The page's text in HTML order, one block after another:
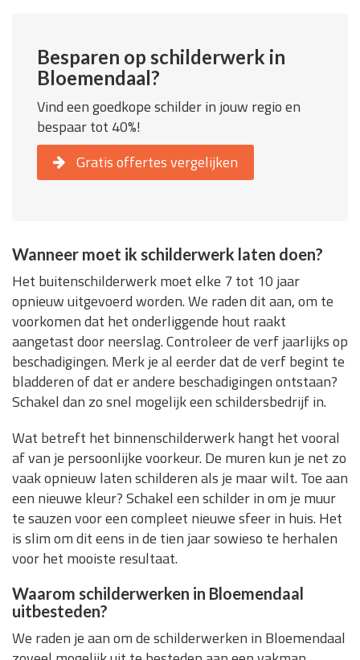
Besparen op schilderwerk in
Bloemendaal?
Vind een goedkope schilder in jouw regio en
bespaar tot 40%!
Gratis offertes vergelijken
Wanneer moet ik schilderwerk laten doen?
Het buitenschilderwerk moet elke 7 tot 10 jaar
opnieuw uitgevoerd worden. We raden dit aan, om te
voorkomen dat het onderliggende hout raakt
aangetast door neerslag. Controleer de verf jaarlijks op
beschadigingen. Merk je al eerder dat de verf begint te
bladderen of dat er andere beschadigingen ontstaan?
Schakel dan zo snel mogelijk een schildersbedrijf in.
Wat betreft het binnenschilderwerk hangt het vooral
af van je persoonlijke voorkeur. De muren kun je net zo
vaak opnieuw laten schilderen als je maar wilt. Toe aan
een nieuwe kleur? Schakel een schilder in om je muur
te sauzen voor een compleet nieuwe sfeer in huis. Het
is slim om dit eens in de tien jaar sowieso te herhalen
voor het mooiste resultaat.
Waarom schilderwerken in Bloemendaal
uitbesteden?
We raden je aan om de schilderwerken in Bloemendaal